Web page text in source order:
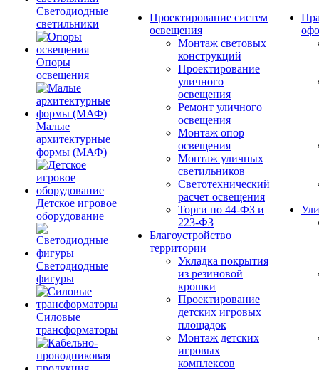
Светодиодные
светильники
Опоры
освещения
Малые
архитектурные
формы (МАФ)
Детское игровое
оборудование
Светодиодные
фигуры
Силовые
трансформаторы
Проектирование систем
освещения
Монтаж световых
конструкций
Проектирование
уличного
освещения
Ремонт уличного
освещения
Монтаж опор
освещения
Монтаж уличных
светильников
Светотехнический
расчет освещения
Торги по 44-ФЗ и
223-ФЗ
Благоустройство
территории
Укладка покрытия
из резиновой
крошки
Проектирование
детских игровых
площадок
Монтаж детских
игровых
комплексов